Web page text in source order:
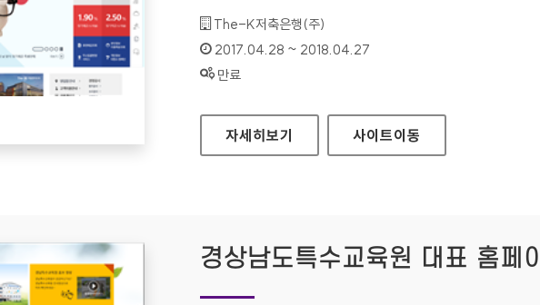
기관명 :
The-K저축은행(주)
인증기간 :
2017.04.28 ~ 2018.04.27
상태 :
만료
THE-K저축은행 대표 홈페이지
자세히보기 사이트이동
경상남도특수교육원 대표 홈페